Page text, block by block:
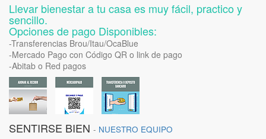
Llevar bienestar a tu casa es muy fácil, practico y
sencillo.
Opciones de pago Disponibles:
-Transferencias Brou/Itau/OcaBlue
-Mercado Pago con Código QR o link de pago
-Abitab o Red pagos
SENTIRSE BIEN - NUESTRO EQUIPO